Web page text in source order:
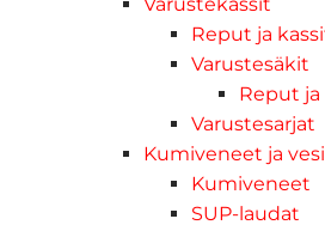
Reput ja
Varustesäkit
Reput ja
Varustesarjat
Kumiveneet ja
Kumiveneet
SUP-laudat